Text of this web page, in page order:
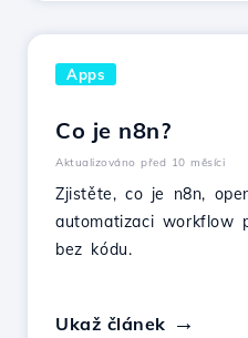
Apps
Co je n8n?
Aktualizováno před 10 měsíci
Zjistěte, co je n8n,
automatizaci workflow
bez kódu.
Ukaž článek